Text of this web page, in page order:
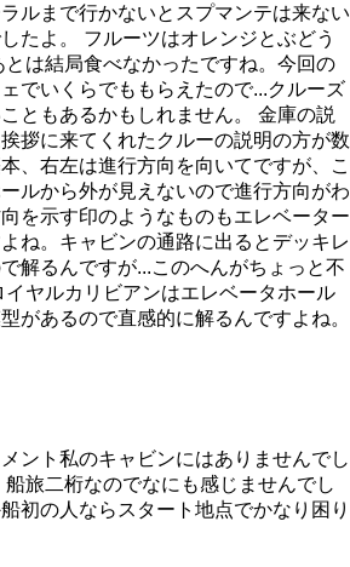
ルまで行かないとスプマンテは来ない
たよ。 フルーツはオレンジとぶどう
は結局食べなかったですね。今回の
でいくらでももらえたので...クルーズ
ともあるかもしれません。 金庫の説
拶に来てくれたクルーの説明の方が数
、右左は進行方向を向いてですが、こ
ルから外が見えないので進行方向がわ
を示す印のようなものもエレベーター
ね。キャビンの通路に出るとデッキレ
解るんですが...このへんがちょっと不
ヤルカリビアンはエレベータホール
があるので直感的に解るんですよね。
ント私のキャビンにはありませんでし
旅二桁なのでなにも感じませんでし
初の人ならスタート地点でかなり困り